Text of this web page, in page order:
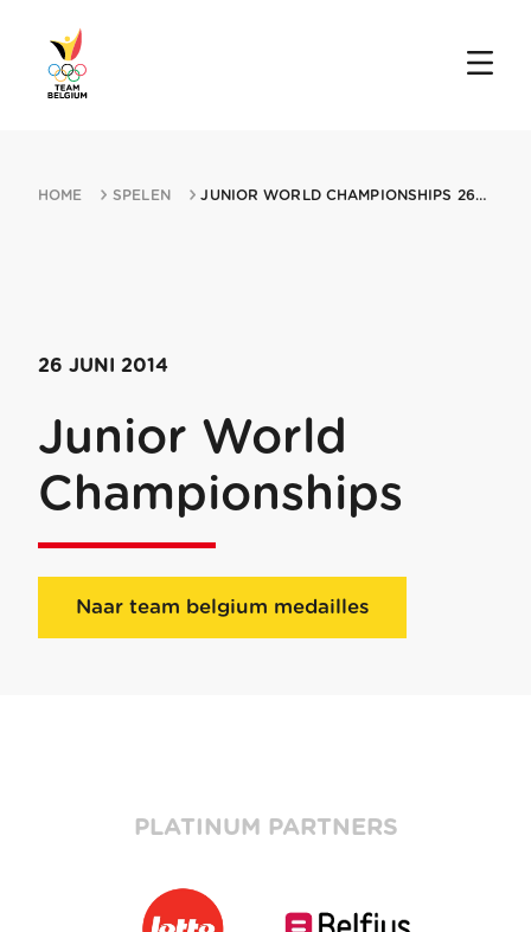
HOME SPELEN JUNIOR WORLD CHAMPIONSHIPS 26062014 KAZAN
26 JUNI 2014
Junior World
Championships
Naar team belgium medailles
PLATINUM PARTNERS